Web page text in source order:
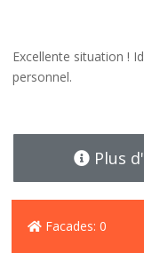
Excellente situation !
personnel.
Plus
Facades: 0